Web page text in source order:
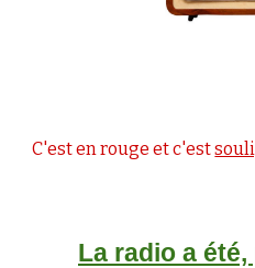
C'est en rouge et c'est
La radio a